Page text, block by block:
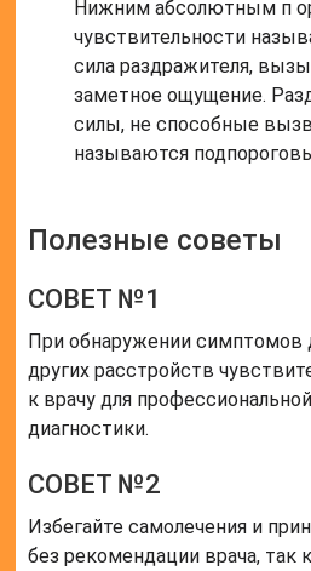
Нижним абсолютным п
чувствительности
сила раздражителя,
заметное ощущение.
силы, не способные
называются
Полезные советы
СОВЕТ №1
При обнаружении симптомов
других расстройств
к врачу для
диагностики.
СОВЕТ №2
Избегайте самолечения и
без рекомендации врача, так